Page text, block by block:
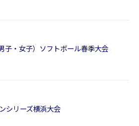
子・女子）ソフトボール春季大会
シリーズ横浜大会